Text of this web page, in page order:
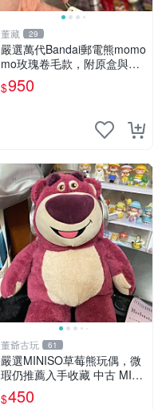
董藏 29
嚴選萬代Bandai郵電熊momo
mo玫瑰卷毛款，附原盒與吊
牌，粉嫩可愛入手即柔軟～
玫瑰卷毛 郵電熊 正品
$950
董爺古玩 61
嚴選MINISO草莓熊玩偶，微
瑕仍推薦入手收藏 中古 MINI
SO 草莓熊 玩具 收藏
$450